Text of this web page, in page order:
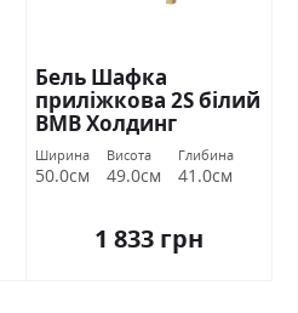
Бель Шафка
приліжкова 2S білий
ВМВ Холдинг
Ширина
50.0см
Висота
49.0см
Глибина
41.0см
1 833 грн